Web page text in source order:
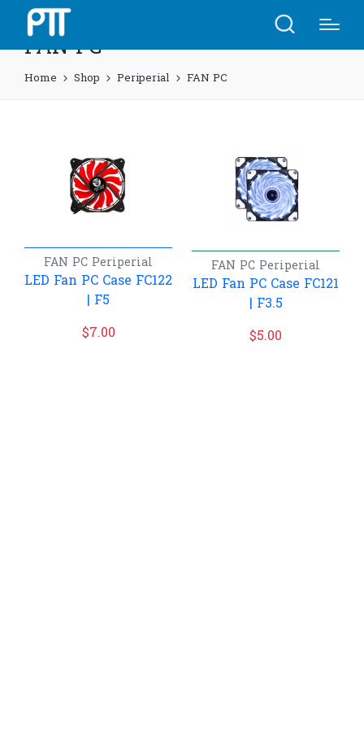
FAN PC
Home Shop Periperial FAN PC
FAN PC Periperial
LED Fan PC Case FC122
| F5
$7.00
FAN PC Periperial
LED Fan PC Case FC121
| F3.5
$5.00